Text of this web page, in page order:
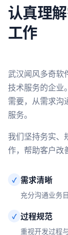
认真理
工作
武汉闻风多奇软
技术服务的企业
需要，从需求沟
服务。
我们坚持务实、
作，帮助客户改
✓ 需求清晰
充分沟通业务
✓ 过程规范
重视开发过程